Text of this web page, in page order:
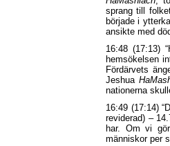
sprang till
började i
ansikte med
16:48 (17:13)
hemsökelsen
Fördärvets
Jeshua
nationerna
16:49 (17:14)
reviderad) –
har. Om vi
människor per